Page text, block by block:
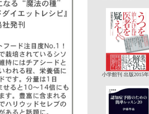
小学館刊 出版2015年